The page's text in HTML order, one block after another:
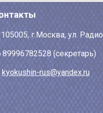
г.Москва, ул.
89996782528 (секретарь)
kyokushin-rus@yandex.ru